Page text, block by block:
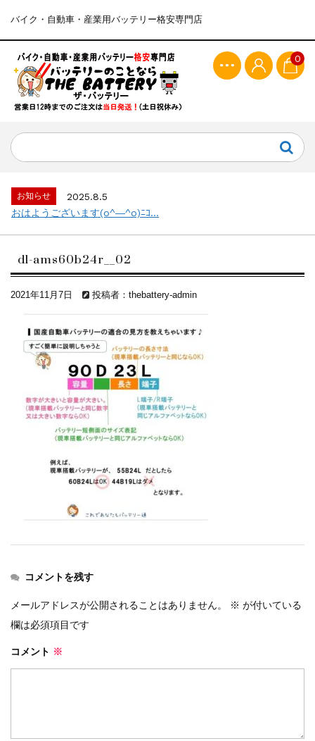
バイク・自動車・産業用バッテリー格安専門店
0
お知らせ
2025.8.5
おはようございます(o^―^o)ﾆｺ...
dl-ams60b24r__02
2021年11月7日 投稿者：thebattery-admin
コメントを残す
メールアドレスが公開されることはありません。 ※ が付いている
欄は必須項目です
コメント ※